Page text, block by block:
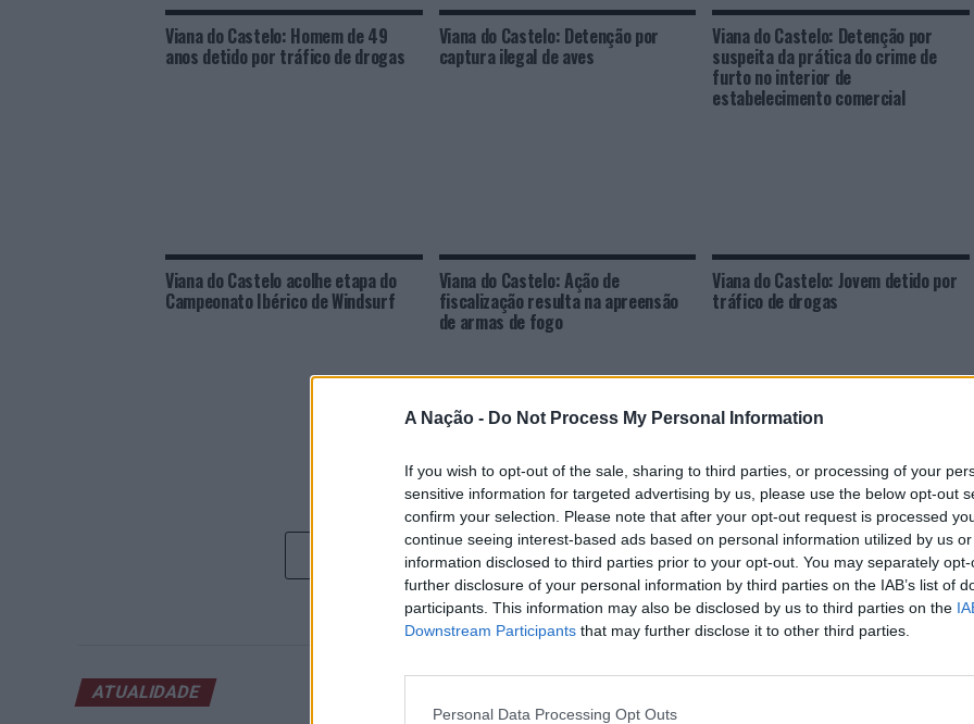
A Nação - Do Not Process My Personal Information
If you wish to opt-out of the sale, sharing to third parties, or processing of your
sensitive information for targeted advertising by us, please use the below opt-out
confirm your selection. Please note that after your opt-out request is processed
continue seeing interest-based ads based on personal information utilized by us
information disclosed to third parties prior to your opt-out. You may separately
further disclosure of your personal information by third parties on the IAB’s list of
participants. This information may also be disclosed by us to third parties on the
Downstream Participants that may further disclose it to other third parties.
Personal Data Processing Opt Outs
Viana do Castelo: Homem de 49
anos detido por tráfico de drogas
Viana do Castelo: Detenção por
captura ilegal de aves
Viana do Castelo: Detenção por
suspeita da prática do crime de
furto no interior de
estabelecimento comercial
Viana do Castelo acolhe etapa do
Campeonato Ibérico de Windsurf
Viana do Castelo: Ação de
fiscalização resulta na apreensão
de armas de fogo
Viana do Castelo: Jovem detido por
tráfico de drogas
CLIQUE PARA COMENTAR
ATUALIDADE